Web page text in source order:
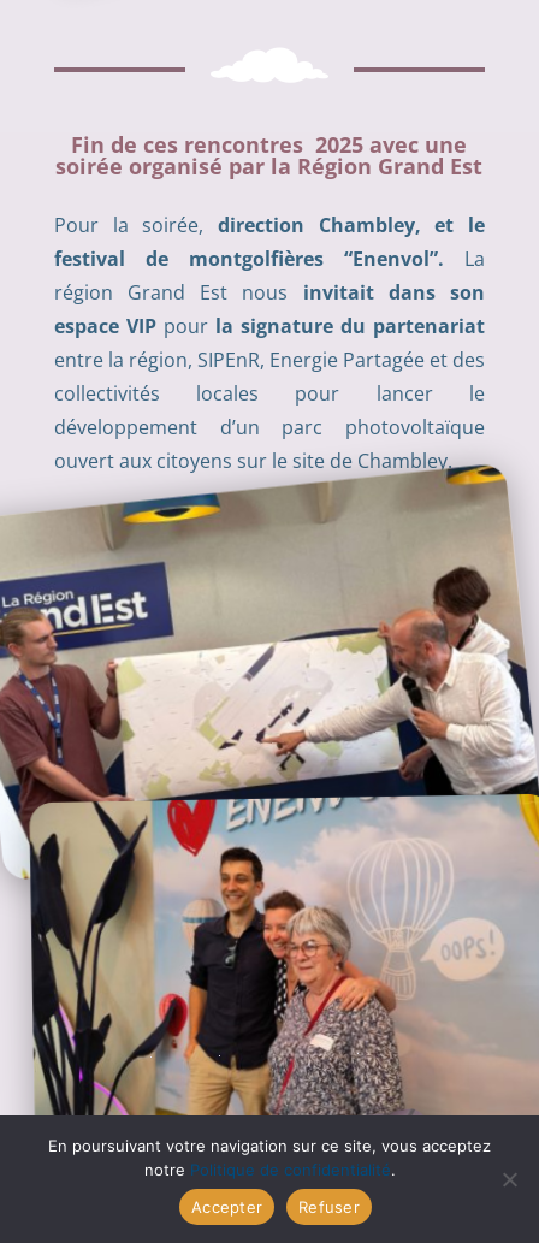
Fin de ces rencontres 2025 avec une
soirée organisé par la Région Grand Est
Pour la soirée, direction Chambley, et le
festival de montgolfières “Enenvol”. La
région Grand Est nous invitait dans son
espace VIP pour la signature du partenariat
entre la région, SIPEnR, Energie Partagée et des
collectivités locales pour lancer le
développement d’un parc photovoltaïque
ouvert aux citoyens sur le site de Chambley.
En poursuivant votre navigation sur ce site, vous acceptez
notre Politique de confidentialité.
Accepter
Refuser